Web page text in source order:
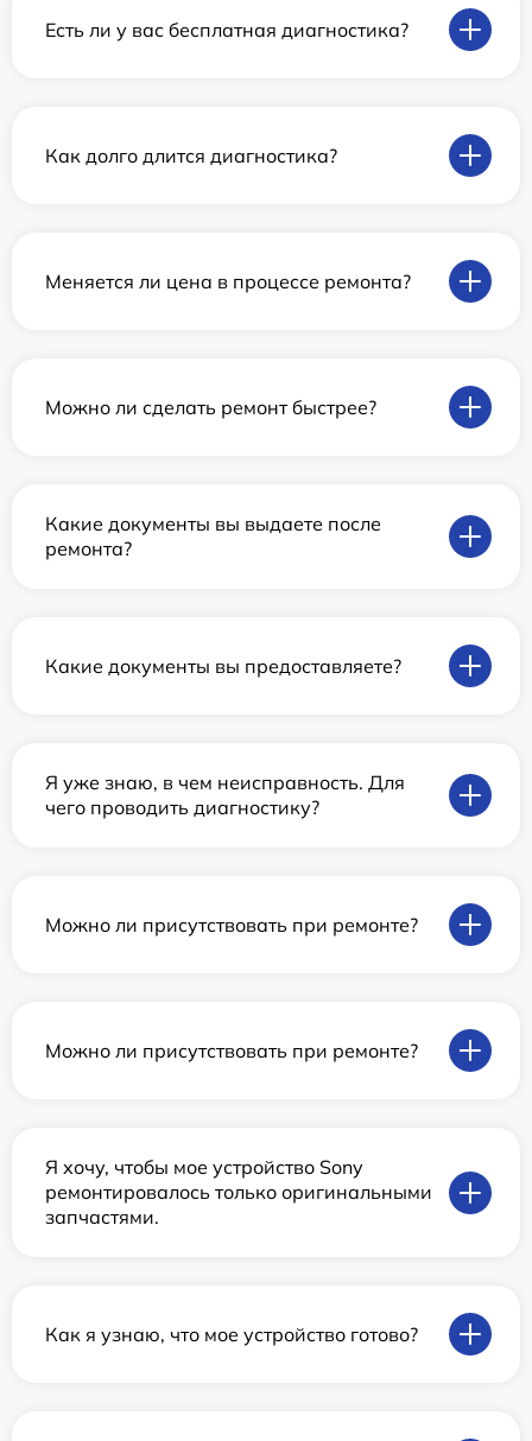
Есть ли у вас бесплатная диагностика?
Как долго длится диагностика?
Меняется ли цена в процессе ремонта?
Можно ли сделать ремонт быстрее?
Какие документы вы выдаете после
ремонта?
Какие документы вы предоставляете?
Я уже знаю, в чем неисправность. Для
чего проводить диагностику?
Можно ли присутствовать при ремонте?
Можно ли присутствовать при ремонте?
Я хочу, чтобы мое устройство Sony
ремонтировалось только оригинальными
запчастями.
Как я узнаю, что мое устройство готово?